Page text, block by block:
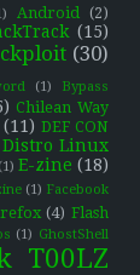
Android (2)
(15)
(30)
(1)
Bypass
Chilean Way
(11) DEF CON
Distro Linux
(1) E-zine (18)
(1) Facebook
(4) Flash
(1) GhostShell
T00LZ